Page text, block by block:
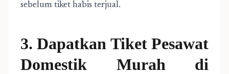
sebelum tiket habis terjual.
3. Dapatkan Tiket Pesawat
Domestik Murah di